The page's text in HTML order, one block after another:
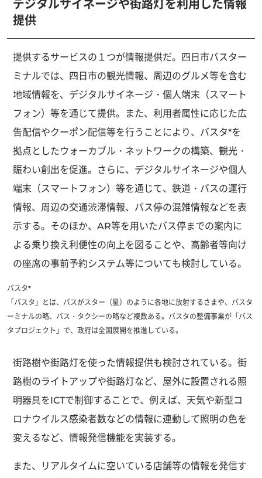
デジタルサイネージや街路灯を利用した情報
提供
提供するサービスの１つが情報提供だ。四日市バスター
ミナルでは、四日市の観光情報、周辺のグルメ等を含む
地域情報を、デジタルサイネージ・個人端末（スマート
フォン）等を通じて提供。また、利用者属性に応じた広
告配信やクーポン配信等を行うことにより、バスタ*を
拠点としたウォーカブル・ネットワークの構築、観光・
賑わい創出を促進。さらに、デジタルサイネージや個人
端末（スマートフォン）等を通じて、鉄道・バスの運行
情報、周辺の交通渋滞情報、バス停の混雑情報などを表
示する。そのほか、AR等を用いたバス停までの案内に
よる乗り換え利便性の向上を図ることや、高齢者等向け
の座席の事前予約システム等についても検討している。
バスタ*
「バスタ」とは、バスがスター（星）のように各地に放射するさまや、バスタ
ーミナルの略、バス・タクシーの略など複数ある。バスタの整備事業が「バス
タプロジェクト」で、政府は全国展開を推進している。
街路樹や街路灯を使った情報提供も検討されている。街
路樹のライトアップや街路灯など、屋外に設置される照
明器具をICTで制御することで、例えば、天気や新型コ
ロナウイルス感染者数などの情報に連動して照明の色を
変えるなど、情報発信機能を実装する。
また、リアルタイムに空いている店舗等の情報を発信す